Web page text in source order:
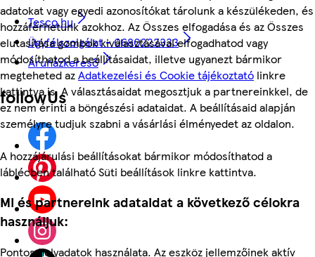
adatokat vagy egyedi azonosítókat tárolunk a készülékeden, és
hozzáférhetünk azokhoz. Az Összes elfogadása és az Összes
elutasítása gombok kiválasztásával elfogadhatod vagy
módosíthatod a beállításaidat, illetve ugyanezt bármikor
megteheted azAdatkezelési és Cookie tájékoztató linkre
kattintva is. A választásaidat megosztjuk a partnereinkkel, de
ez nem érinti a böngészési adataidat. A beállításaid alapján
személyre tudjuk szabni a vásárlási élményedet az oldalon.
A hozzájárulási beállításokat bármikor módosíthatod a
láblécben található Süti beállítások linkre kattintva.
Mi és partnereink adataidat a következő célokra
használjuk:
Pontos helyadatok használata. Az eszköz jellemzőinek aktív
Tesco.hu
Ügyfélszolgálat - 0680222333
Áruházkereső
followUs